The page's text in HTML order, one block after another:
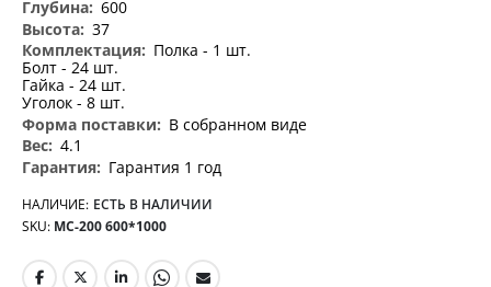
600
37
Полка - 1 шт.
Болт - 24 шт.
Гайка - 24 шт.
Уголок - 8 шт.
В собранном виде
4.1
Гарантия 1 год
НАЛИЧИЕ: ЕСТЬ В НАЛИЧИИ
SKU МС-200 600*1000